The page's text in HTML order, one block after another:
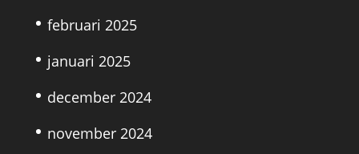
februari 2025
januari 2025
december 2024
november 2024